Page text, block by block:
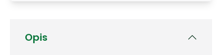
Opis